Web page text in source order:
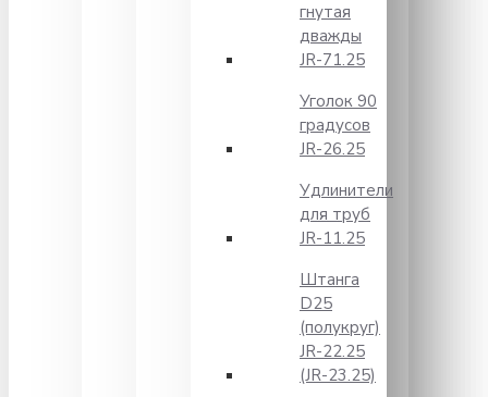
гнутая
дважды
JR-71.25
Уголок 90
градусов
JR-26.25
Удлинители
для труб
JR-11.25
Штанга
D25
(полукруг)
JR-22.25
(JR-23.25)